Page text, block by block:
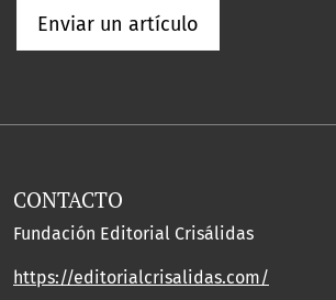
Enviar un artículo
CONTACTO
Fundación Editorial Crisálidas
https://editorialcrisalidas.com/